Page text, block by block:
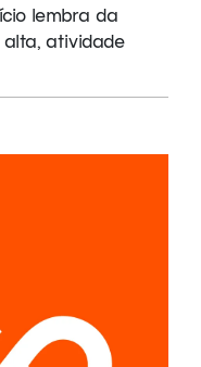
lembra da
atividade